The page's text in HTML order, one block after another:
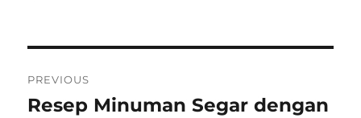
navigation
PREVIOUS
Previous
Resep Minuman Segar dengan